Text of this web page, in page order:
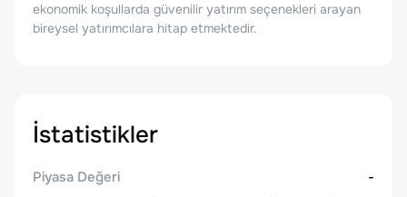
ekonomik koşullarda güvenilir yatırım seçenekleri arayan
bireysel yatırımcılara hitap etmektedir.
İstatistikler
Piyasa Değeri
-